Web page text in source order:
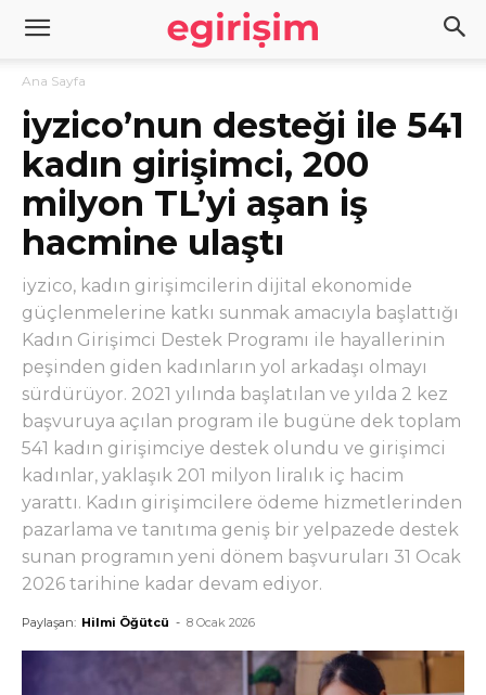
Ana Sayfa
iyzico’nun desteği ile 541
kadın girişimci, 200
milyon TL’yi aşan iş
hacmine ulaştı
iyzico, kadın girişimcilerin dijital ekonomide
güçlenmelerine katkı sunmak amacıyla başlattığı
Kadın Girişimci Destek Programı ile hayallerinin
peşinden giden kadınların yol arkadaşı olmayı
sürdürüyor. 2021 yılında başlatılan ve yılda 2 kez
başvuruya açılan program ile bugüne dek toplam
541 kadın girişimciye destek olundu ve girişimci
kadınlar, yaklaşık 201 milyon liralık iç hacim
yarattı. Kadın girişimcilere ödeme hizmetlerinden
pazarlama ve tanıtıma geniş bir yelpazede destek
sunan programın yeni dönem başvuruları 31 Ocak
2026 tarihine kadar devam ediyor.
Paylaşan: Hilmi Öğütcü - 8 Ocak 2026